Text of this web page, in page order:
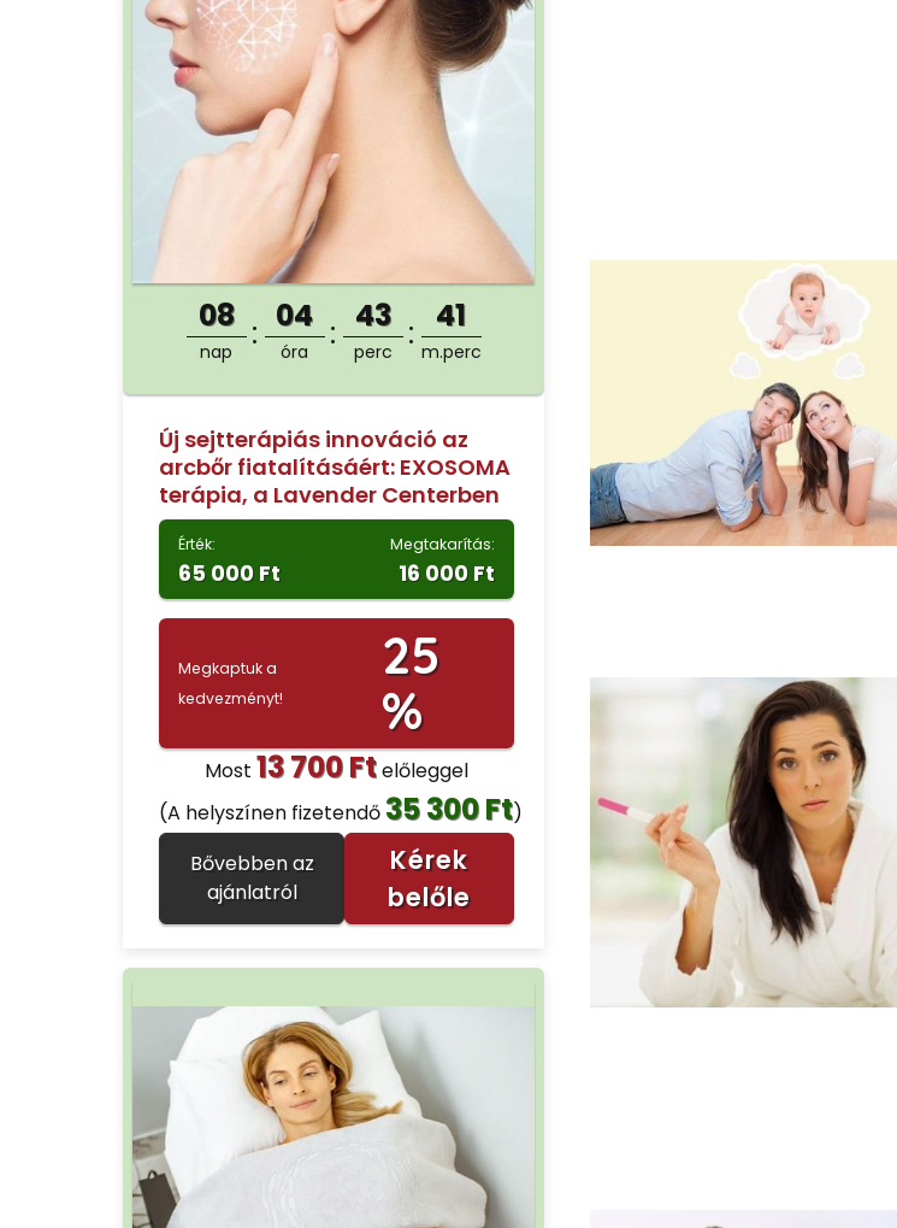
08
nap
04
óra
43
perc
40
m.perc
Új sejtterápiás innováció az
arcbőr fiatalításáért: EXOSOMA
terápia, a Lavender Centerben
Érték:
65 000 Ft
Megtakarítás:
16 000 Ft
Megkaptuk a
kedvezményt!
25
%
Most 13 700 Ftelőleggel
(A helyszínen fizetendő 35 300 Ft)
Bővebben az
ajánlatról
Kérek
belőle